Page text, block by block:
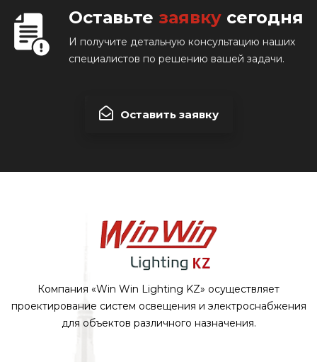
Оставьте заявку сегодня
И получите детальную консультацию наших
специалистов по решению вашей задачи.
Оставить заявку
Компания «Win Win Lighting KZ» осуществляет
проектирование систем освещения и электроснабжения
для объектов различного назначения.